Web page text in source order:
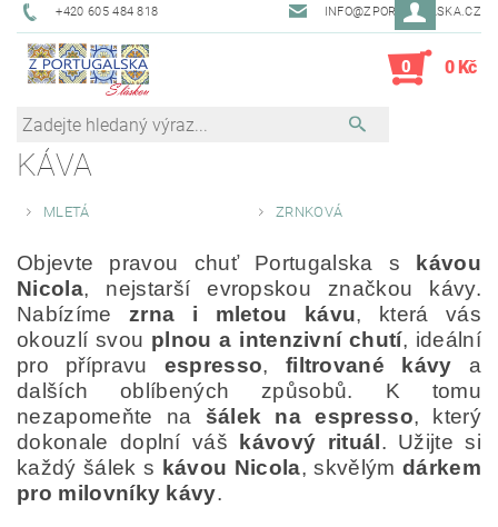
+420 605 484 818 INFO@ZPORTUGALSKA.CZ
0 0 Kč
KÁVA
MLETÁ ZRNKOVÁ
Objevte pravou chuť Portugalska s
kávou
Nicola, nejstarší evropskou značkou kávy.
Nabízímezrna i mletou kávu, která vás
okouzlí svou plnou a intenzivní chutí, ideální
pro přípravu espresso, filtrované kávy a
dalších oblíbených způsobů. K tomu
nezapomeňte na šálek na espresso, který
dokonale doplní váš
kávový rituál . Užijte si
každý šálek s kávou Nicola, skvělýmdárkem
pro milovníky kávy.